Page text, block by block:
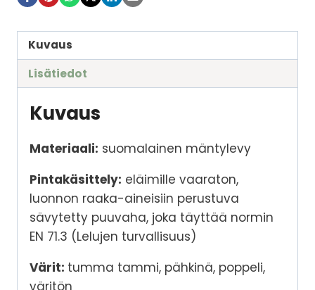
Kuvaus
Lisätiedot
Kuvaus
Materiaali: suomalainen mäntylevy
Pintakäsittely: eläimille vaaraton,
luonnon raaka-aineisiin perustuva
sävytetty puuvaha, joka täyttää normin
EN 71.3 (Lelujen turvallisuus)
Värit: tumma tammi, pähkinä, poppeli,